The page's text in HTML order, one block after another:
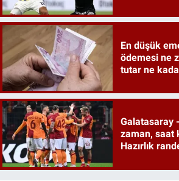
En düşük
ödemesi ne
tutar ne
Galatasaray
zaman, saat
Hazırlık